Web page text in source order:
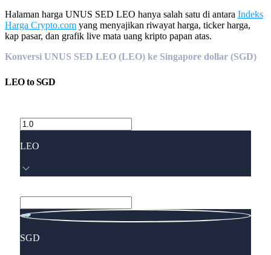
Halaman harga UNUS SED LEO hanya salah satu di antara Indeks
Harga Crypto.com yang menyajikan riwayat harga, ticker harga,
kap pasar, dan grafik live mata uang kripto papan atas.
Konversi UNUS SED LEO (LEO) ke Singapore dollar (SGD)
LEOtoSGD
LEO
SGD